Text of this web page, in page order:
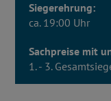
Siegerehrung:
ca. 19:00 Uhr
Sachpreise mit
1. - 3.